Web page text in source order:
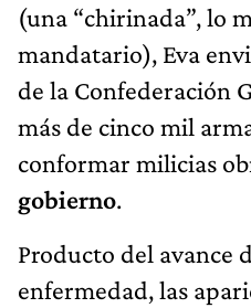
(una “chirinada”, lo
mandatario), Eva
de la Confederación
más de cinco mil
conformar milicias
gobierno.
Producto del avance
enfermedad, las